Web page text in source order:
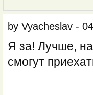
byVyacheslav -
Я за! Лучше,
смогут